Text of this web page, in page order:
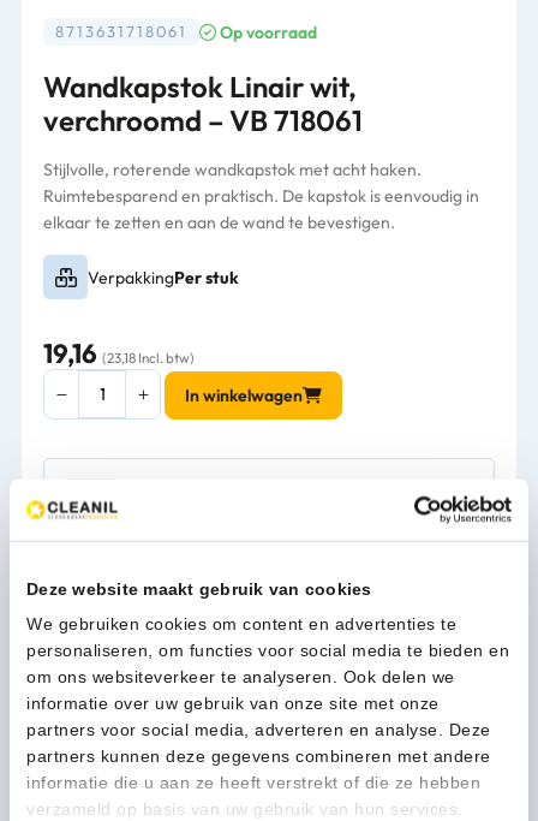
Deze website maakt gebruik van cookies
We gebruiken cookies om content en advertenties te
personaliseren, om functies voor social media te bieden en
om ons websiteverkeer te analyseren. Ook delen we
informatie over uw gebruik van onze site met onze
partners voor social media, adverteren en analyse. Deze
partners kunnen deze gegevens combineren met andere
informatie die u aan ze heeft verstrekt of die ze hebben
verzameld op basis van uw gebruik van hun services.
8713631718061 Op voorraad
Wandkapstok Linair wit,
verchroomd – VB 718061
Stijlvolle, roterende wandkapstok met acht haken.
Ruimtebesparend en praktisch. De kapstok is eenvoudig in
elkaar te zetten en aan de wand te bevestigen.
VerpakkingPer stuk
19,16 (23,18 Incl. btw)
Wandkapstok
Linair
verchroomd
VB
718061
In winkelwagen
Neem contact op
Beschrijving
Stijlvolle, roterende wandkapstok met acht haken.